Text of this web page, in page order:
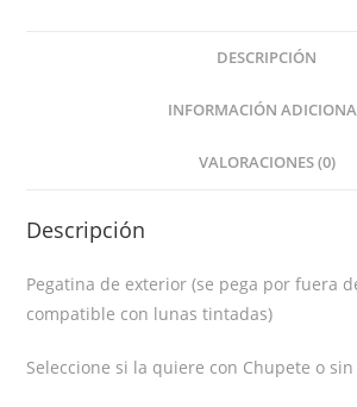
DESCRIPCIÓN
INFORMACIÓN
VALORACIONES (0)
Descripción
Pegatina de exterior (se pega por fuera
compatible con lunas tintadas)
Seleccione si la quiere con Chupete o sin